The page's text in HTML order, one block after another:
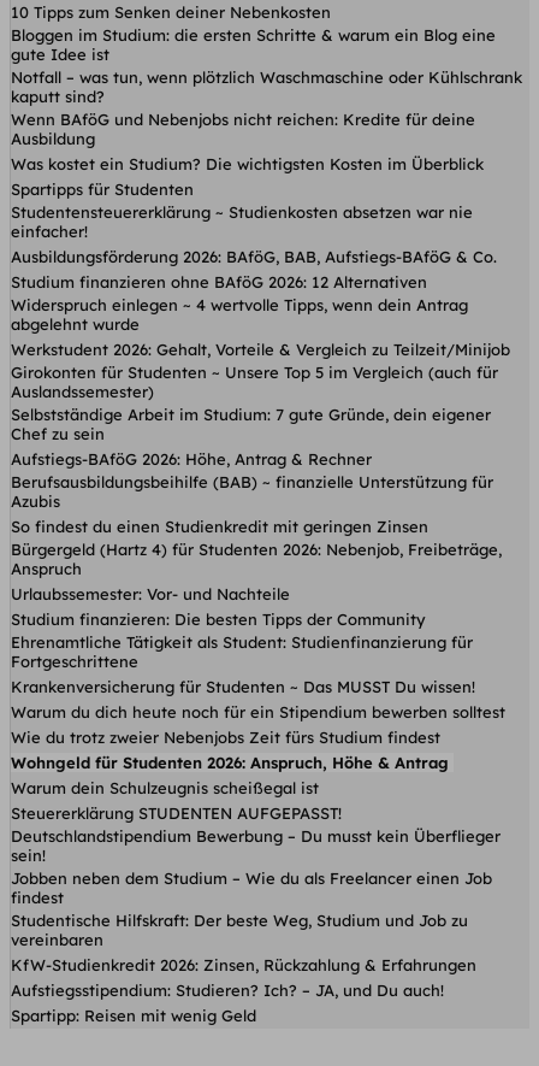
10 Tipps zum Senken deiner Nebenkosten
Bloggen im Studium: die ersten Schritte & warum ein Blog eine
gute Idee ist
Notfall – was tun, wenn plötzlich Waschmaschine oder Kühlschrank
kaputt sind?
Wenn BAföG und Nebenjobs nicht reichen: Kredite für deine
Ausbildung
Was kostet ein Studium? Die wichtigsten Kosten im Überblick
Spartipps für Studenten
Studentensteuererklärung ~ Studienkosten absetzen war nie
einfacher!
Ausbildungsförderung 2026: BAföG, BAB, Aufstiegs-BAföG & Co.
Studium finanzieren ohne BAföG 2026: 12 Alternativen
Widerspruch einlegen ~ 4 wertvolle Tipps, wenn dein Antrag
abgelehnt wurde
Werkstudent 2026: Gehalt, Vorteile & Vergleich zu Teilzeit/Minijob
Girokonten für Studenten ~ Unsere Top 5 im Vergleich (auch für
Auslandssemester)
Selbstständige Arbeit im Studium: 7 gute Gründe, dein eigener
Chef zu sein
Aufstiegs-BAföG 2026: Höhe, Antrag & Rechner
Berufsausbildungsbeihilfe (BAB) ~ finanzielle Unterstützung für
Azubis
So findest du einen Studienkredit mit geringen Zinsen
Bürgergeld (Hartz 4) für Studenten 2026: Nebenjob, Freibeträge,
Anspruch
Urlaubssemester: Vor- und Nachteile
Studium finanzieren: Die besten Tipps der Community
Ehrenamtliche Tätigkeit als Student: Studienfinanzierung für
Fortgeschrittene
Krankenversicherung für Studenten ~ Das MUSST Du wissen!
Warum du dich heute noch für ein Stipendium bewerben solltest
Wie du trotz zweier Nebenjobs Zeit fürs Studium findest
Wohngeld für Studenten 2026: Anspruch, Höhe & Antrag
Warum dein Schulzeugnis scheißegal ist
Steuererklärung STUDENTEN AUFGEPASST!
Deutschlandstipendium Bewerbung – Du musst kein Überflieger
sein!
Jobben neben dem Studium – Wie du als Freelancer einen Job
findest
Studentische Hilfskraft: Der beste Weg, Studium und Job zu
vereinbaren
KfW-Studienkredit 2026: Zinsen, Rückzahlung & Erfahrungen
Aufstiegsstipendium: Studieren? Ich? – JA, und Du auch!
Spartipp: Reisen mit wenig Geld